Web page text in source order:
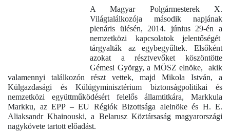
A Magyar Polgármesterek X.
Világtalálkozója második napjának
plenáris ülésén, 2014. június 29-én a
nemzetközi kapcsolatok jelentőségét
tárgyalták az egybegyűltek. Elsőként
azokat a résztvevőket köszöntötte
Gémesi György, a MÖSZ elnöke, akik
valamennyi találkozón részt vettek, majd Mikola István, a
Külgazdasági és Külügyminisztérium biztonságpolitikai és
nemzetközi együttműködésért felelős államtitkára, Markkula
Markku, az EPP – EU Régiók Bizottsága alelnöke és H. E.
Aliaksandr Khainouski, a Belarusz Köztársaság magyarországi
nagykövete tartott előadást.